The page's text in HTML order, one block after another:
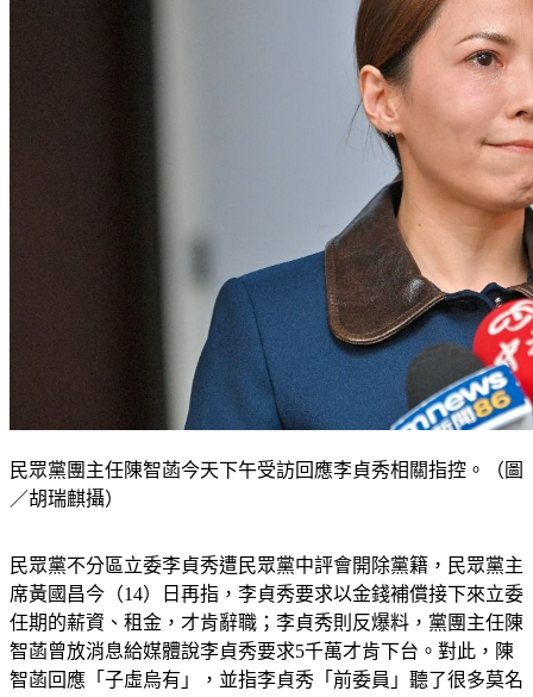
／胡瑞麒攝）
席黃國昌今（14）日再指，李貞秀要求以金錢補償接下來立委
任期的薪資、租金，才肯辭職；李貞秀則反爆料，黨團主任陳
智菡曾放消息給媒體說李貞秀要求5千萬才肯下台。對此，陳
智菡回應「子虛烏有」，並指李貞秀「前委員」聽了很多莫名
其妙的訊息，有點被迫害妄想症，認為大家都要陷害她，「我